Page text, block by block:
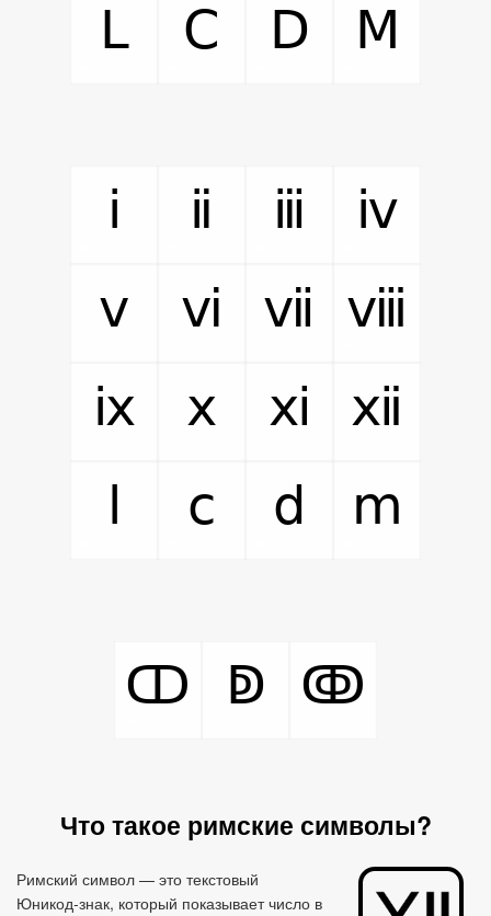
Ⅼ
Ⅽ Ⅾ Ⅿ
ⅰ ⅱ ⅲ
ⅳ
ⅴ
ⅵ ⅶ
ⅷ
ⅸ
ⅹ ⅺ
ⅻ
ⅽ ⅾ ⅿ
ↀ ↁ ↂ
Что такое римские символы?
Римский символ — это текстовый
Юникод‑знак, который показывает число в